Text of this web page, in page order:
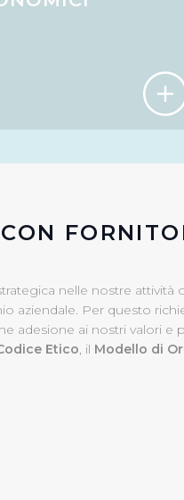
La chiusura del
nelle nostre
aziendale. Per questo
adesione ai nostri valori
Etico, il Modello di